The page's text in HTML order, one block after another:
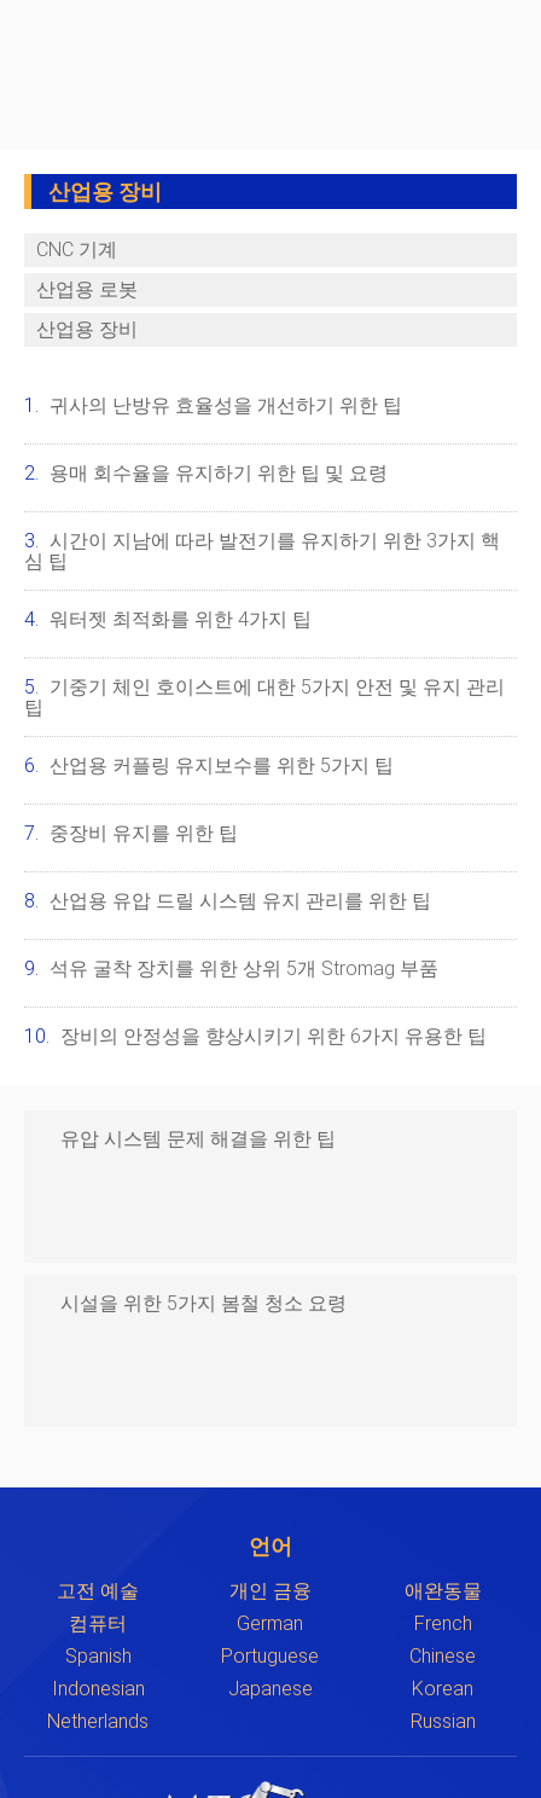
산업용 장비
CNC 기계
산업용 로봇
산업용 장비
귀사의 난방유 효율성을 개선하기 위한 팁
용매 회수율을 유지하기 위한 팁 및 요령
시간이 지남에 따라 발전기를 유지하기 위한 3가지 핵
심 팁
워터젯 최적화를 위한 4가지 팁
기중기 체인 호이스트에 대한 5가지 안전 및 유지 관리
팁
산업용 커플링 유지보수를 위한 5가지 팁
중장비 유지를 위한 팁
산업용 유압 드릴 시스템 유지 관리를 위한 팁
석유 굴착 장치를 위한 상위 5개 Stromag 부품
장비의 안정성을 향상시키기 위한 6가지 유용한 팁
유압 시스템 문제 해결을 위한 팁
시설을 위한 5가지 봄철 청소 요령
언어
고전 예술 개인 금융
애완동물
컴퓨터
German
French
Spanish
Portuguese
Chinese
Indonesian
Japanese
Korean
Netherlands
Russian